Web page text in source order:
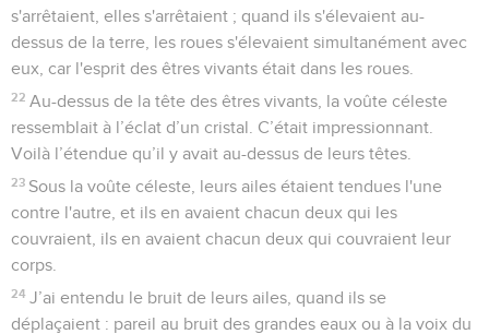
s'arrêtaient, elles s'arrêtaient ; quand ils s'élevaient au-
dessus de la terre, les roues s'élevaient simultanément avec
eux, car l'esprit des êtres vivants était dans les roues.
22 Au-dessus de la tête des êtres vivants, la voûte céleste
ressemblait à l’éclat d’un cristal. C’était impressionnant.
Voilà l’étendue qu’il y avait au-dessus de leurs têtes.
23 Sous la voûte céleste, leurs ailes étaient tendues l'une
contre l'autre, et ils en avaient chacun deux qui les
couvraient, ils en avaient chacun deux qui couvraient leur
corps.
24 J’ai entendu le bruit de leurs ailes, quand ils se
déplaçaient : pareil au bruit des grandes eaux ou à la voix du